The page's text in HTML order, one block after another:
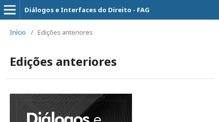
Diálogos e Interfaces do Direito - FAG
Início / Edições anteriores
Edições anteriores